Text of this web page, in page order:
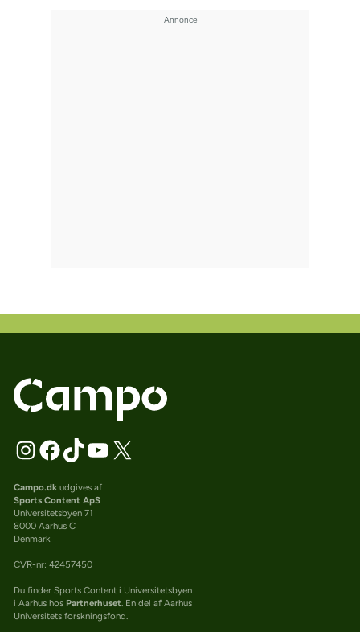
Campo.dkudgives af
Sports Content ApS
Universitetsbyen 71
8000 Aarhus C
Denmark
CVR-nr: 42457450
Du finder Sports Content i Universitetsbyen
i Aarhus hos Partnerhuset. En del af Aarhus
Universitets forskningsfond.